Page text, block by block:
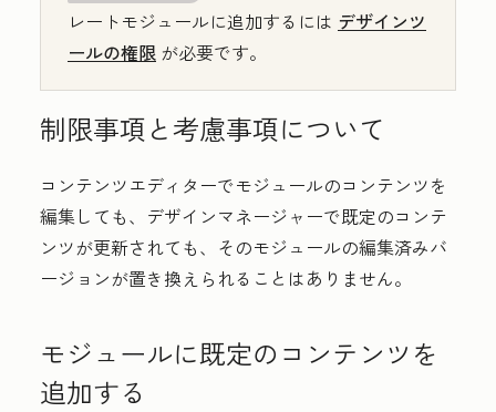
レートモジュールに追加するには デザインツ
ールの権限 が必要です。
制限事項と考慮事項について
コンテンツエディターでモジュールのコンテンツを
編集しても、デザインマネージャーで既定のコンテ
ンツが更新されても、そのモジュールの編集済みバ
ージョンが置き換えられることはありません。
モジュールに既定のコンテンツを
追加する